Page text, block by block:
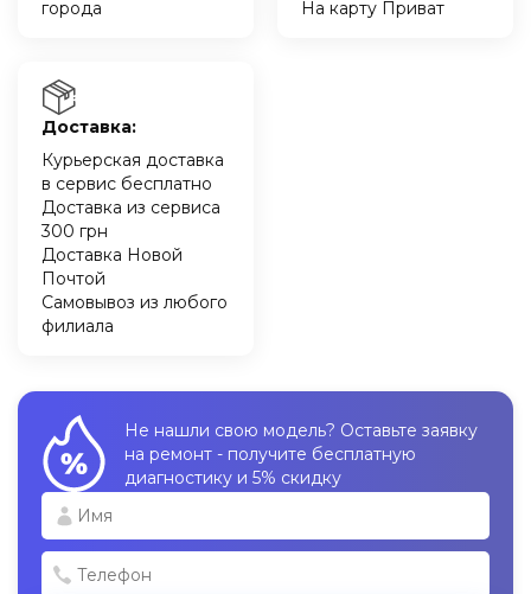
города
На карту Приват
Доставка:
Курьерская доставка
в сервис бесплатно
Доставка из сервиса
300 грн
Доставка Новой
Почтой
Самовывоз из любого
филиала
Не нашли свою модель? Оставьте заявку
на ремонт - получите бесплатную
диагностику и 5% скидку